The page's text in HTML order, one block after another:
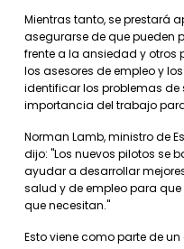
Mientras tanto, se prestará
asegurarse de que pueden
frente a la ansiedad y otros
los asesores de empleo y
identificar los problemas
importancia del trabajo
Norman Lamb, ministro de
dijo: "Los nuevos pilotos se
ayudar a desarrollar
salud y de empleo para
que necesitan."
Esto viene como parte de